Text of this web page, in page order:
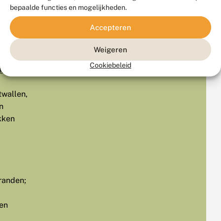
bepaalde functies en mogelijkheden.
Accepteren
Weigeren
Cookiebeleid